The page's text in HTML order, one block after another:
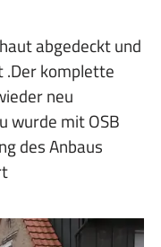
abgedeckt und
.Der komplette
neu
wurde mit OSB
des Anbaus